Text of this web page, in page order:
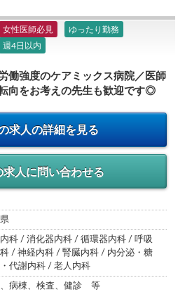
女性医師必見
ゆったり勤務
週4日以内
働強度のケアミックス病院／医師
向をお考えの先生も歓迎です◎
求人の詳細を見る
求人に問い合わせる
科 / 消化器内科 / 循環器内科 / 呼吸
/ 神経内科 / 腎臓内科 / 内分泌・糖
代謝内科 / 老人内科
病棟、検査、健診 等